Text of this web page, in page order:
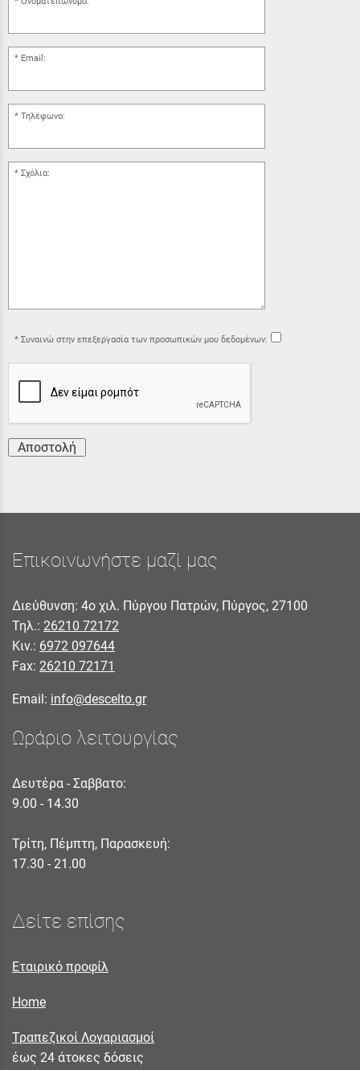
Email:
Τηλέφωνο:
Σχόλια:
Συναινώ στην επεξεργασία των προσωπικών μου δεδομένων:
Αποστολή
Επικοινωνήστε μαζί μας
Διεύθυνση: 4ο χιλ. Πύργου Πατρών, Πύργος, 27100
Τηλ.: 26210 72172
Κιν.: 6972 097644
Fax: 26210 72171
Email: info@descelto.gr
Ωράριο λειτουργίας
Δευτέρα - Σαββατο:
9.00 - 14.30
Τρίτη, Πέμπτη, Παρασκευή:
17.30 - 21.00
Δείτε επίσης
Εταιρικό προφίλ
Home
Τραπεζικοί Λογαριασμοί
έως 24 άτοκες δόσεις